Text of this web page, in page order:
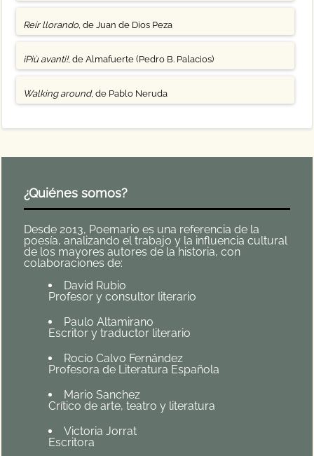
Reír llorando, de Juan de Dios Peza
¡Più avanti!, de Almafuerte (Pedro B. Palacios)
Walking around, de Pablo Neruda
¿Quiénes somos?
Desde 2013, Poemario es una referencia de la
poesía, analizando el trabajo y la influencia cultural
de los mayores autores de la historia, con
colaboraciones de:
David Rubio
Profesor y consultor literario
Paulo Altamirano
Escritor y traductor literario
Rocío Calvo Fernández
Profesora de Literatura Española
Mario Sanchez
Crítico de arte, teatro y literatura
Victoria Jorrat
Escritora